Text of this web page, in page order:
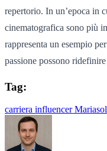
repertorio. In un’epoca in
cinematografica sono più
rappresenta un esempio
passione possono
Tag:
carriera influencer